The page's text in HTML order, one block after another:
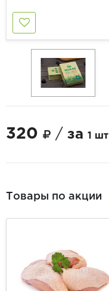
320 / за 1 шт
Товары по акции